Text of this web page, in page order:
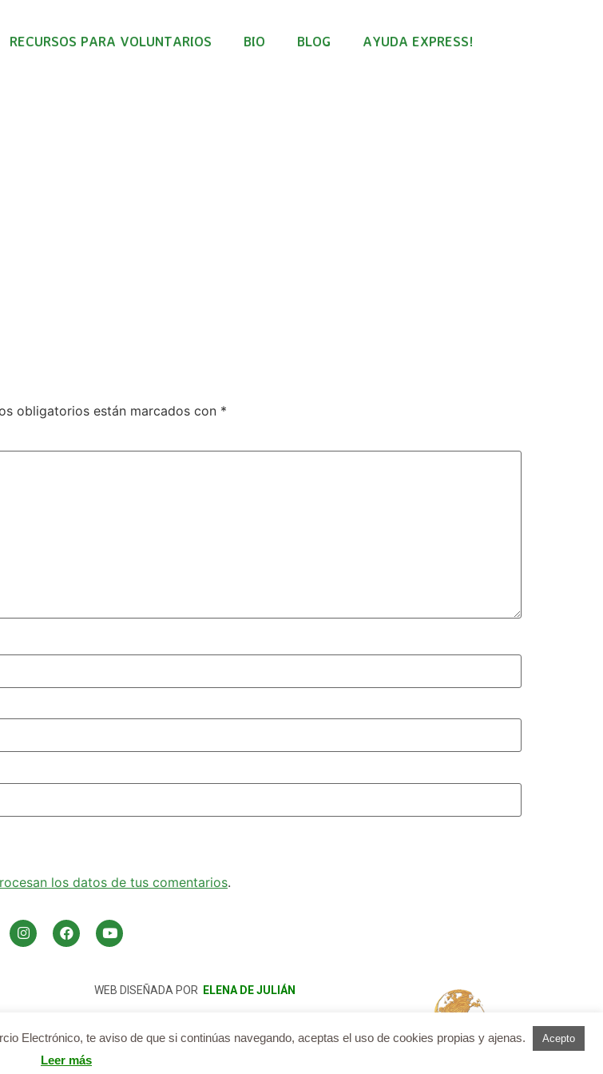
RECURSOS PARA VOLUNTARIOS BIO BLOG AYUDA EXPRESS!
obligatorios están marcados con *
los datos de tus comentarios.
WEB DISEÑADA POR ELENA DE JULIÁN
Asociación Huella Ética (G02796985).
Electrónico, te aviso de que si continúas navegando, aceptas el uso de cookies propias y ajenas. Acepto
Leer más